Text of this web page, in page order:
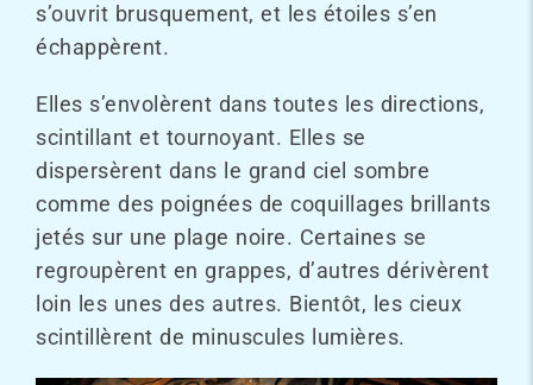
s’ouvrit brusquement, et les étoiles s’en
échappèrent.
Elles s’envolèrent dans toutes les directions,
scintillant et tournoyant. Elles se
dispersèrent dans le grand ciel sombre
comme des poignées de coquillages brillants
jetés sur une plage noire. Certaines se
regroupèrent en grappes, d’autres dérivèrent
loin les unes des autres. Bientôt, les cieux
scintillèrent de minuscules lumières.